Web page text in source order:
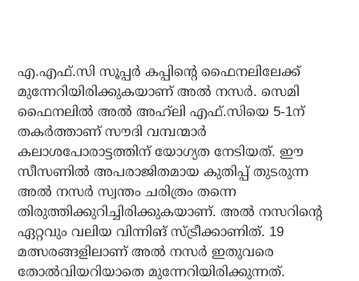
എ.എഫ്.സി സൂപ്പര്‍ കപ്പിന്റെ ഫൈനലിലേക്ക്
മുന്നേറിയിരിക്കുകയാണ് അല്‍ നസര്‍. സെമി
ഫൈനലില്‍ അല്‍ അഹ്‌ലി എഫ്.സിയെ 5-1ന്
തകര്‍ത്താണ് സൗദി വമ്പന്മാര്‍
കലാശപോരാട്ടത്തിന് യോഗ്യത നേടിയത്. ഈ
സീസണില്‍ അപരാജിതമായ കുതിപ്പ് തുടരുന്ന
അല്‍ നസര്‍ സ്വന്തം ചരിത്രം തന്നെ
തിരുത്തിക്കുറിച്ചിരിക്കുകയാണ്. അല്‍ നസറിന്റെ
ഏറ്റവും വലിയ വിന്നിങ് സ്ട്രീക്കാണിത്. 19
മത്സരങ്ങളിലാണ് അല്‍ നസര്‍ ഇതുവരെ
തോല്‍വിയറിയാതെ മുന്നേറിയിരിക്കുന്നത്.